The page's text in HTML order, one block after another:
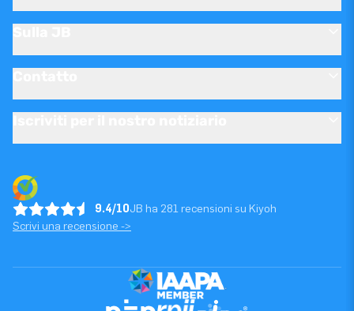
9.4/10JB ha 281 recensioni su Kiyoh
Scrivi una recensione ->